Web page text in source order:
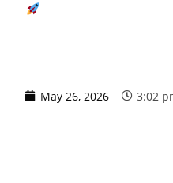
May 26, 2026 3:02